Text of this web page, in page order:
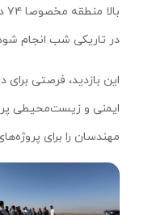
در تاریکی شب انجام
این بازدید، فرصتی
ایمنی و زیست‌محیطی
مهندسان را برای